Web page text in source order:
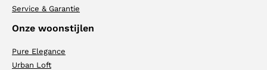
Service & Garantie
Onze woonstijlen
Pure Elegance
Urban Loft